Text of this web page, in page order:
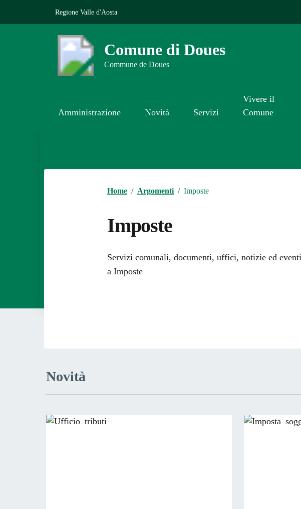
Regione Valle d'Aosta
Comune di Doues
Commune de Doues
Amministrazione Novità Servizi
Vivere il
Comune
Home / Argomenti / Imposte
Imposte
Dettagli
Servizi comunali, documenti, uffici, notizie ed
a Imposte
Novità